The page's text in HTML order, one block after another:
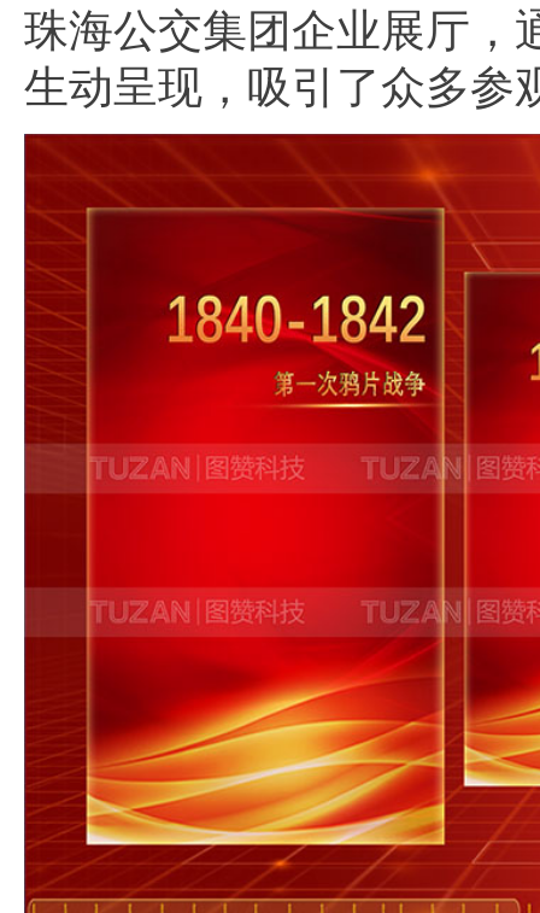
珠海公交集团企业展厅，
生动呈现，吸引了众多参